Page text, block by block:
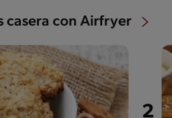
casera con Airfryer